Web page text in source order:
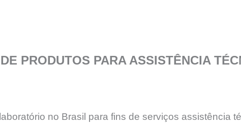
PRODUTOS PARA ASSISTÊNCIA
no Brasil para fins de serviços assistência